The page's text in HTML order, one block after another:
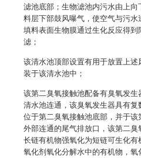
滤池底部；生物滤池内污水由上
料层下部鼓风曝气，使空气与污
填料表面生物膜通过生化反应得
滤；
该清水池顶部设置有用于放置上
装于该清水池中；
该第二臭氧接触池配备有臭氧发
清水池连通，该臭氧发生器具有
位于第二臭氧接触池底部，并于
外部连通的尾气排放口，该第二
长链有机物强氧化为短链可生化
氧化剂氧化分解水中的有机物，